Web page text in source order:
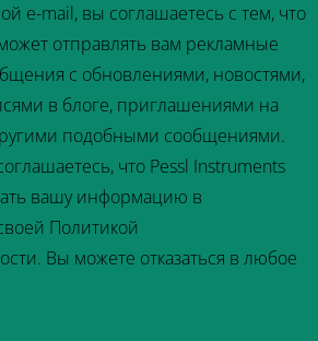
e-mail, вы соглашаетесь с тем, что
отправлять вам рекламные
с обновлениями, новостями,
в блоге, приглашениями на
подобными сообщениями.
что Pessl Instruments
вашу информацию в
Политикой
Вы можете отказаться в любое